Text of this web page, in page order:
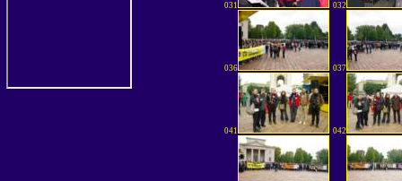
031 032
036 037
041 042